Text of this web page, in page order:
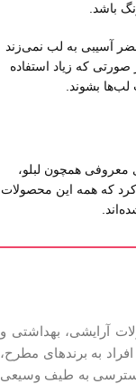
باشد.
آسیبی به لب نمی‌زند
که زیاد استفاده
بشوند.
معروفی همچون لبلو،
که همه این محصولات
آرایشی، بهداشتی و
به برندهای مطرح،
به طیف وسیعی